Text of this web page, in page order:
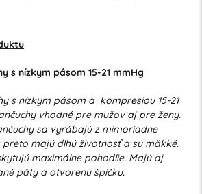
s nízkym pásom 15-21 mmHg
s nízkym pásom a kompresiou 15-21
vhodné pre mužov aj pre ženy.
sa vyrábajú z mimoriadne
majú dlhú životnosť a sú mäkké.
maximálne pohodlie. Majú aj
päty a otvorenú špičku.